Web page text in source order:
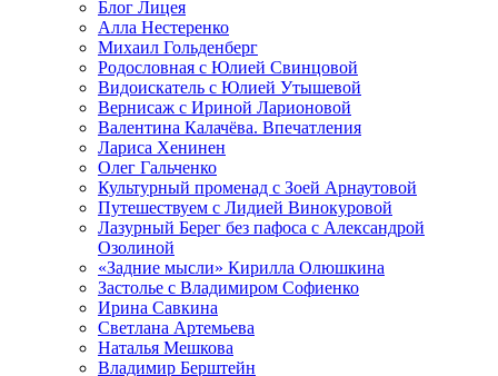
Блог Лицея
Алла Нестеренко
Михаил Гольденберг
Родословная с Юлией Свинцовой
Видоискатель с Юлией Утышевой
Вернисаж с Ириной Ларионовой
Валентина Калачёва. Впечатления
Лариса Хенинен
Олег Гальченко
Культурный променад с Зоей Арнаутовой
Путешествуем с Лидией Винокуровой
Лазурный Берег без пафоса с Александрой
Озолиной
«Задние мысли» Кирилла Олюшкина
Застолье с Владимиром Софиенко
Ирина Савкина
Светлана Артемьева
Наталья Мешкова
Владимир Берштейн